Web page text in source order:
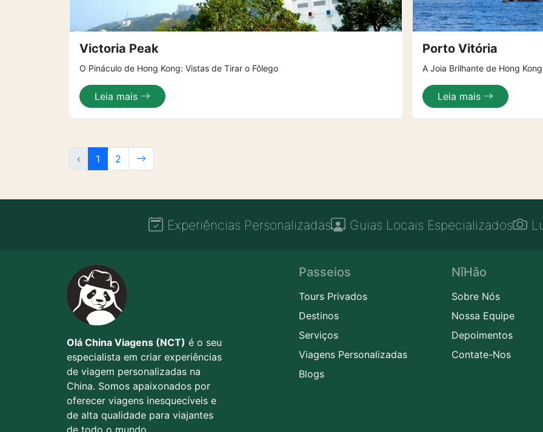
Victoria Peak
O Pináculo de Hong Kong: Vistas de Tirar o Fôlego
Leia mais
Porto Vitória
A Joia Brilhante de Hong
Leia mais
‹ 1 2
Experiências Personalizadas Guias Locais Especializados
Olá China Viagens (NCT) é o seu
especialista em criar experiências
de viagem personalizadas na
China. Somos apaixonados por
oferecer viagens inesquecíveis e
de alta qualidade para viajantes
de todo o mundo.
Passeios
Tours Privados
Destinos
Serviços
Viagens Personalizadas
Blogs
NǐHǎo
Sobre Nós
Nossa Equipe
Depoimentos
Contate-Nos